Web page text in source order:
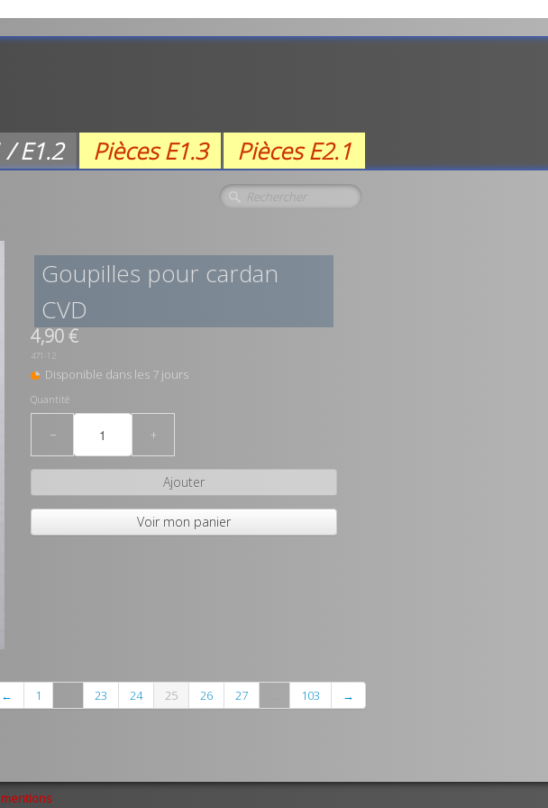
/ E1.2 Pièces E1.3 Pièces E2.1
Goupilles pour cardan
CVD
4,90 €
471-12
Disponible dans les 7 jours
Quantité
− +
Ajouter
Voir mon panier
← 1 23 24 25 26 27 103 →